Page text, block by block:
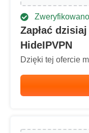
Zweryfikowano
Zapłać
HideIPVPN
Dzięki tej ofercie